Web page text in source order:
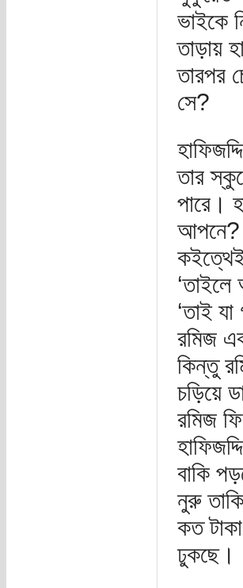
ভাইকে
তাড়ায়
তারপর
সে?
তার
পারে।
আপনে?
‘তাই যা
রমিজ
কিন্তু
চড়িয়ে
রমিজ
বাকি
নুরু
কত
ঢুকছে।